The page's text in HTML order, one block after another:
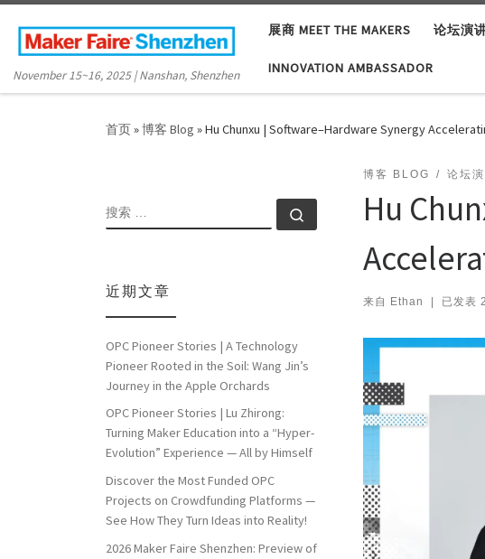
Skip to content
November 15~16, 2025 | Nanshan, Shenzhen
展商 MEET THE MAKERS 论坛演
INNOVATION AMBASSADOR
首页»博客 Blog »Hu Chunxu | Software–Hardware Synergy
博客 BLOG 论坛
Hu
来自 Ethan 已发表
搜索
近期文章
OPC Pioneer Stories | A Technology
Pioneer Rooted in the Soil: Wang Jin’s
Journey in the Apple Orchards
OPC Pioneer Stories | Lu Zhirong:
Turning Maker Education into a “Hyper-
Evolution” Experience — All by Himself
Discover the Most Funded OPC
Projects on Crowdfunding Platforms —
See How They Turn Ideas into Reality!
2026 Maker Faire Shenzhen: Preview of